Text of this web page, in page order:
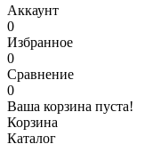
Аккаунт
0
Избранное
0
Сравнение
0
Ваша корзина пуста!
Корзина
Каталог